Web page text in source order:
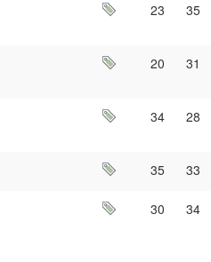
23 35
20 31
34 28
35 33
30 34